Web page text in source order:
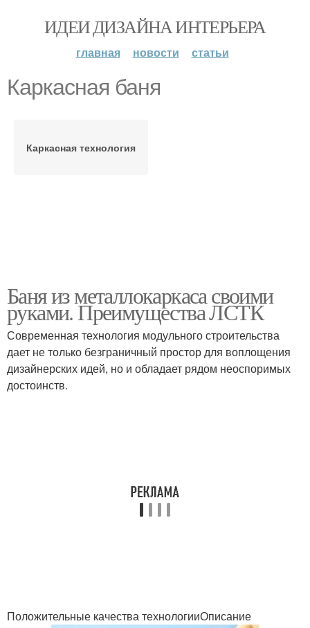
ИДЕИ ДИЗАЙНА ИНТЕРЬЕРА
главная новости статьи
Каркасная баня
Каркасная технология
Баня из металлокаркаса своими
руками. Преимущества ЛСТК
Современная технология модульного строительства
дает не только безграничный простор для воплощения
дизайнерских идей, но и обладает рядом неоспоримых
достоинств.
Положительные качества технологииОписание